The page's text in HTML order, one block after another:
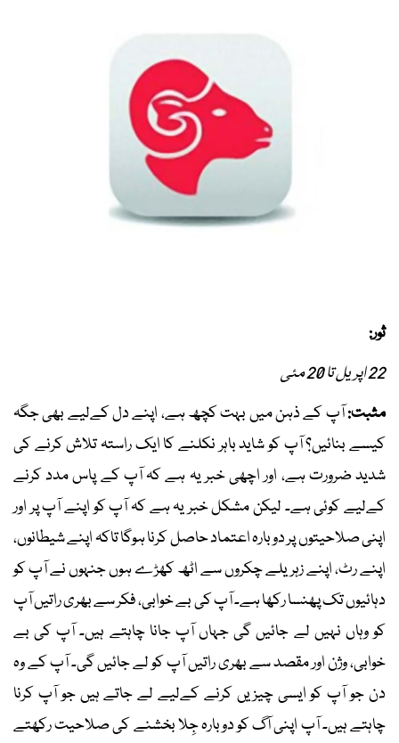
ثور:
22 اپریل تا 20 مئی
مثبت:آپ کے ذہن میں بہت کچھ ہے، اپنے دل کےلیے بھی جگہ
کیسے بنائیں؟ آپ کو شاید باہر نکلنے کا ایک راستہ تلاش کرنے کی
شدید ضرورت ہے، اور اچھی خبر یہ ہے کہ آپ کے پاس مدد کرنے
کےلیے کوئی ہے۔ لیکن مشکل خبر یہ ہے کہ آپ کو اپنے آپ پر اور
اپنی صلاحیتوں پر دوبارہ اعتماد حاصل کرنا ہوگا تاکہ اپنے شیطانوں،
اپنے رٹ، اپنے زہریلے چکروں سے اٹھ کھڑے ہوں جنہوں نے آپ کو
دہائیوں تک پھنسا رکھا ہے۔ آپ کی بے خوابی، فکر سے بھری راتیں آپ
کو وہاں نہیں لے جائیں گی جہاں آپ جانا چاہتے ہیں۔ آپ کی بے
خوابی، وژن اور مقصد سے بھری راتیں آپ کو لے جائیں گی۔ آپ کے وہ
دن جو آپ کو ایسی چیزیں کرنے کےلیے لے جاتے ہیں جو آپ کرنا
چاہتے ہیں۔ آپ اپنی آگ کو دوبارہ جِلا بخشنے کی صلاحیت رکھتے